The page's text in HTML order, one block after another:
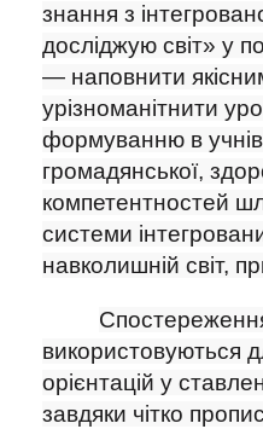
знання з
досліджую світ» у
— наповнити
урізноманітнити
формуванню в
громадянської,
компетентностей
системи
навколишній світ,
використовуються
орієнтацій у
завдяки чітко